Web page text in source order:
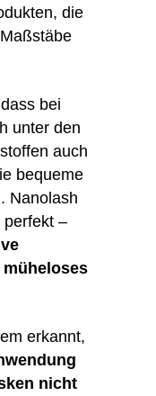
die
bei
unter den
auch
bequeme
Nanolash
perfekt –
erkannt,
nicht